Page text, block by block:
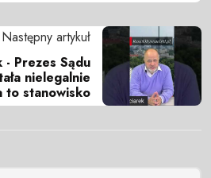
Następny artykuł
Prezes Sądu
nielegalnie
to stanowisko